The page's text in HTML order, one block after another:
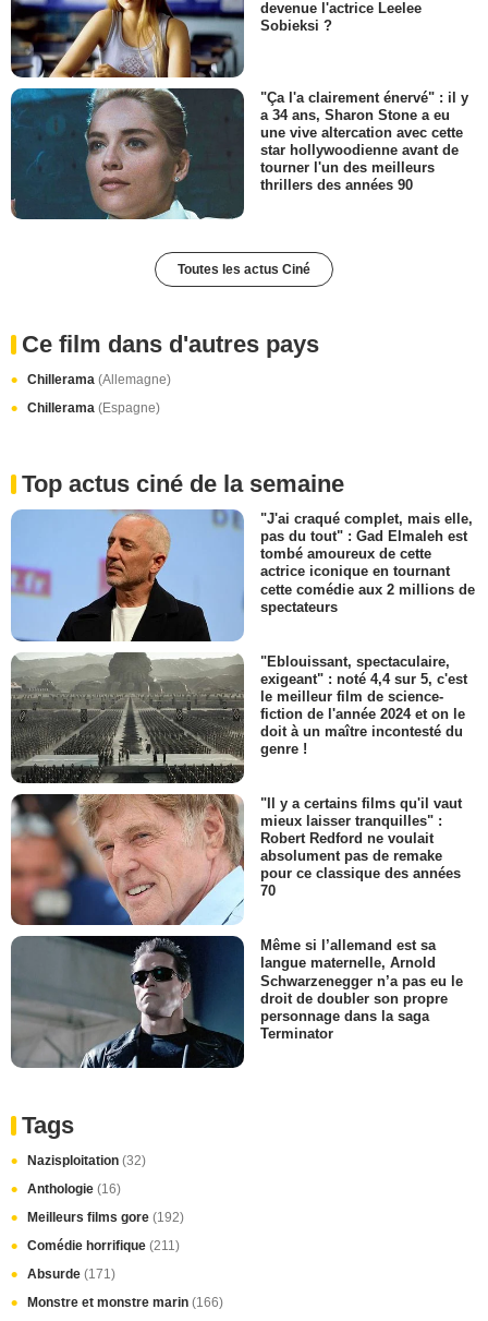
devenue l'actrice Leelee
Sobieksi ?
"Ça l'a clairement énervé" : il y
a 34 ans, Sharon Stone a eu
une vive altercation avec cette
star hollywoodienne avant de
tourner l'un des meilleurs
thrillers des années 90
Toutes les actus Ciné
Ce film dans d'autres pays
Chillerama (Allemagne)
Chillerama (Espagne)
Top actus ciné de la semaine
"J'ai craqué complet, mais elle,
pas du tout" : Gad Elmaleh est
tombé amoureux de cette
actrice iconique en tournant
cette comédie aux 2 millions de
spectateurs
"Eblouissant, spectaculaire,
exigeant" : noté 4,4 sur 5, c'est
le meilleur film de science-
fiction de l'année 2024 et on le
doit à un maître incontesté du
genre !
"Il y a certains films qu'il vaut
mieux laisser tranquilles" :
Robert Redford ne voulait
absolument pas de remake
pour ce classique des années
70
Même si l’allemand est sa
langue maternelle, Arnold
Schwarzenegger n’a pas eu le
droit de doubler son propre
personnage dans la saga
Terminator
Tags
Nazisploitation (32)
Anthologie (16)
Meilleurs films gore (192)
Comédie horrifique (211)
Absurde (171)
Monstre et monstre marin (166)